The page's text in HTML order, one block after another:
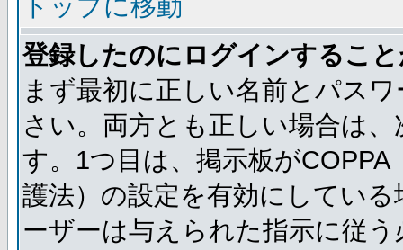
トップに移動
登録したのにログインするこ
まず最初に正しい名前とパス
さい。両方とも正しい場合は
す。1つ目は、掲示板が
護法）の設定を有効にしてい
ーザーは与えられた指示に従